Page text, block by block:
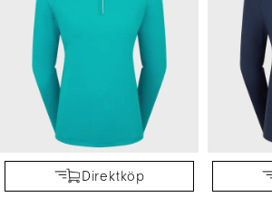
Direktköp